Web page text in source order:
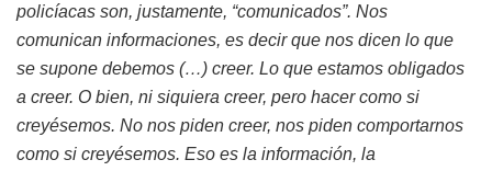
policíacas son, justamente, “comunicados”. Nos
comunican informaciones, es decir que nos dicen lo que
se supone debemos (…) creer. Lo que estamos obligados
a creer. O bien, ni siquiera creer, pero hacer como si
creyésemos. No nos piden creer, nos piden comportarnos
como si creyésemos. Eso es la información, la